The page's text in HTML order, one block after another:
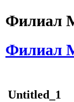
Филиал
Филиал
Untitled_1